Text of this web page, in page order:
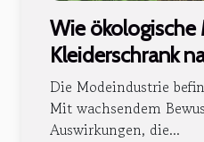
Wie ökologische
Kleiderschrank
verändert
Die Modeindustrie
Mit wachsendem
Auswirkungen, die...